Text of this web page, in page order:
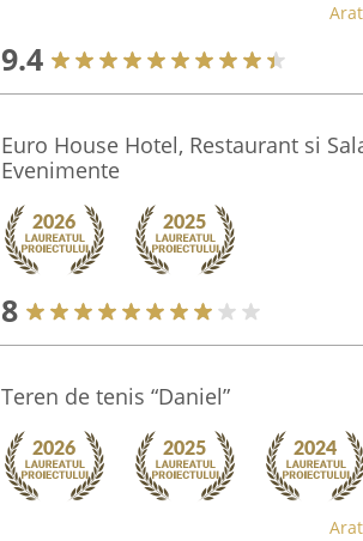
9.4
Euro House Hotel, Restaurant si
Evenimente
8
Teren de tenis “Daniel”